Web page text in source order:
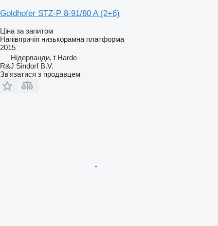
Goldhofer STZ-P 8-91/80 A (2+6)
Ціна за запитом
Напівпричіп низькорамна платформа
2015
Нідерланди, t Harde
R&J Sindorf B.V.
Зв'язатися з продавцем